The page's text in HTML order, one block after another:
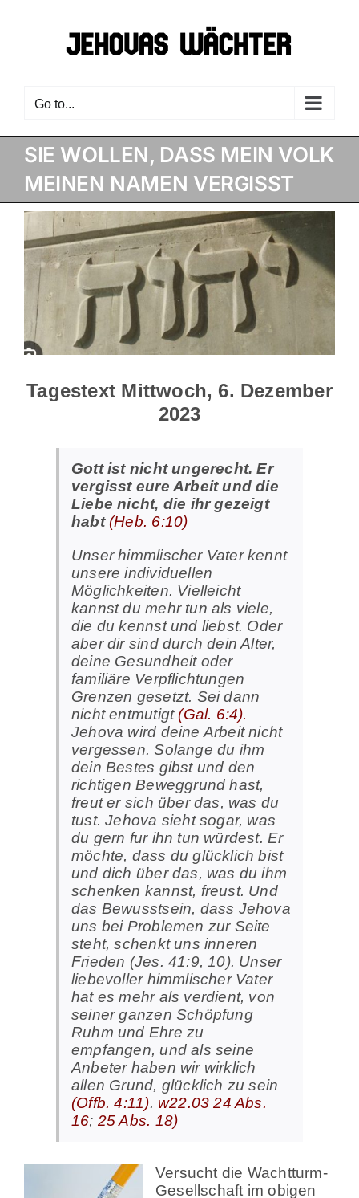
Go to...
SIE WOLLEN, DASS MEIN VOLK
MEINEN NAMEN VERGISST
View
Larger
Image
Tagestext Mittwoch, 6. Dezember
2023
Gott ist nicht ungerecht. Er
vergisst eure Arbeit und die
Liebe nicht, die ihr gezeigt
habt (Heb. 6:10)
Unser himmlischer Vater kennt
unsere individuellen
Möglichkeiten. Vielleicht
kannst du mehr tun als viele,
die du kennst und liebst. Oder
aber dir sind durch dein Alter,
deine Gesundheit oder
familiäre Verpflichtungen
Grenzen gesetzt. Sei dann
nicht entmutigt(Gal. 6:4).
Jehova wird deine Arbeit nicht
vergessen. Solange du ihm
dein Bestes gibst und den
richtigen Beweggrund hast,
freut er sich über das, was du
tust. Jehova sieht sogar, was
du gern fur ihn tun würdest. Er
möchte, dass du glücklich bist
und dich über das, was du ihm
schenken kannst, freust. Und
das Bewusstsein, dass Jehova
uns bei Problemen zur Seite
steht, schenkt uns inneren
Frieden (Jes. 41:9, 10). Unser
liebevoller himmlischer Vater
hat es mehr als verdient, von
seiner ganzen Schöpfung
Ruhm und Ehre zu
empfangen, und als seine
Anbeter haben wir wirklich
allen Grund, glücklich zu sein
(Offb. 4:11). w22.03 24 Abs.
16; 25 Abs. 18)
Versucht die Wachtturm-
Gesellschaft im obigen